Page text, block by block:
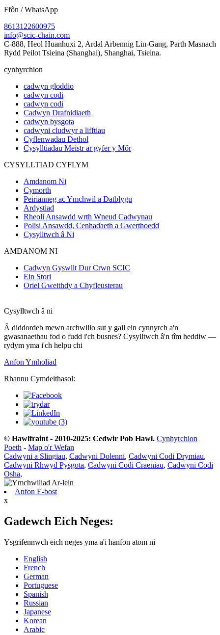
Ffôn / WhatsApp
8613122600975
info@scic-chain.com
C-888, Heol Huanhuxi 2, Ardal Arbennig Lin-Gang, Parth Masnach
Rydd Peilot Tsieina (Shanghai), Shanghai, Tsieina.
cynhyrchion
cadwyn gloddio
cadwyn codi
cadwyn codi
Cadwyn Drafnidiaeth
cadwyn bysgota
cadwyni cludwyr a lifftiau
Cyflenwadau Dethol
Cysylltiadau Meistr ar gyfer y Môr
CYSYLLTIAD CYFLYM
Amdanom Ni
Cymorth
Peirianneg ac Ymchwil a Datblygu
Ardystiad
Rheoli Ansawdd wrth Wneud Cadwynau
Polisi Ansawdd, Cenhadaeth a Gwerthoedd
Cysylltwch â Ni
AMDANOM NI
Cadwyn Gyswllt Dur Crwn SCIC
Ein Stori
Oriel Gweithdy a Chyfleusterau
Cysylltwch â ni
Â diddordeb mewn archwilio sut y gall ein cynnyrch a'n
gwasanaethau fod o fudd i'ch busnes? Cysylltwch â'n tîm heddiw —
rydym yma i'ch helpu chi
Anfon Ymholiad
Rhannu Cymdeithasol:
© Hawlfraint - 2010-2025: Cedwir Pob Hawl. Cynhyrchion
Poeth - Map o'r Wefan
Cadwyni a Slingiau, Cadwyni Dolenni, Cadwyni Codi Drymiau,
Cadwyni Rhwyd ​​Pysgota, Cadwyni Codi Craeniau, Cadwyni Codi
Osha,
Anfon E-bost
x
Gadewch Eich Neges:
Ysgrifennwch eich neges yma a'i hanfon atom ni
English
French
German
Portuguese
Spanish
Russian
Japanese
Korean
Arabic